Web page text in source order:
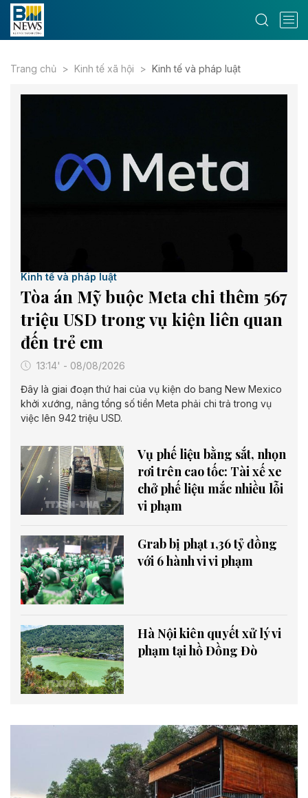
Trang chủ Kinh tế xã hội Kinh tế và pháp luật
Kinh tế và pháp luật
Tòa án Mỹ buộc Meta chi thêm 567
triệu USD trong vụ kiện liên quan
đến trẻ em
13:14' - 08/08/2026
Đây là giai đoạn thứ hai của vụ kiện do bang New Mexico
khởi xướng, nâng tổng số tiền Meta phải chi trả trong vụ
việc lên 942 triệu USD.
Vụ phế liệu bằng sắt, nhọn
rơi trên cao tốc: Tài xế xe
chở phế liệu mắc nhiều lỗi
vi phạm
Grab bị phạt 1,36 tỷ đồng
với 6 hành vi vi phạm
Hà Nội kiên quyết xử lý vi
phạm tại hồ Đồng Đò